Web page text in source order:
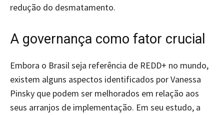
redução do desmatamento.
A governança como fator crucial
Embora o Brasil seja referência de REDD+ no mundo,
existem alguns aspectos identificados por Vanessa
Pinsky que podem ser melhorados em relação aos
seus arranjos de implementação. Em seu estudo, a